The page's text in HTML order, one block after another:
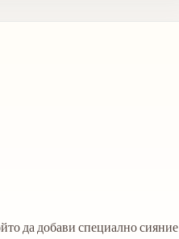
да добави специално сияние